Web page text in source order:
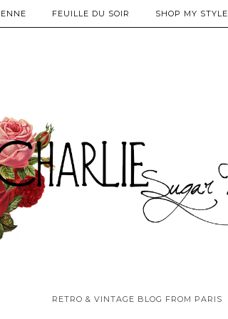
RETRO & VINTAGE BLOG FROM PARIS
FEUILLE DU SOIR SHOP MY STYLE